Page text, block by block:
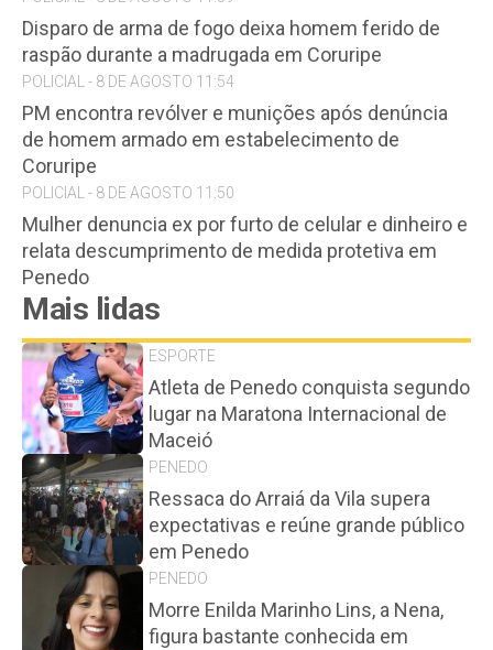
Disparo de arma de fogo deixa homem ferido de
raspão durante a madrugada em Coruripe
POLICIAL - 8 DE AGOSTO 11:54
PM encontra revólver e munições após denúncia
de homem armado em estabelecimento de
Coruripe
POLICIAL - 8 DE AGOSTO 11:50
Mulher denuncia ex por furto de celular e dinheiro e
relata descumprimento de medida protetiva em
Penedo
Mais lidas
ESPORTE
Atleta de Penedo conquista segundo
lugar na Maratona Internacional de
Maceió
PENEDO
Ressaca do Arraiá da Vila supera
expectativas e reúne grande público
em Penedo
PENEDO
Morre Enilda Marinho Lins, a Nena,
figura bastante conhecida em